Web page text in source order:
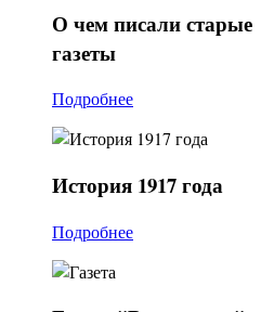
О чем писали старые
газеты
Подробнее
История 1917 года
Подробнее